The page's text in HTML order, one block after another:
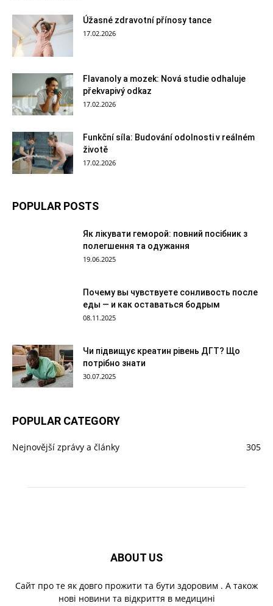
Úžasné zdravotní přínosy tance
17.02.2026
Flavanoly a mozek: Nová studie odhaluje
překvapivý odkaz
17.02.2026
Funkční síla: Budování odolnosti v reálném
životě
17.02.2026
POPULAR POSTS
Як лікувати геморой: повний посібник з
полегшення та одужання
19.06.2025
Почему вы чувствуете сонливость после
еды — и как оставаться бодрым
08.11.2025
Чи підвищує креатин рівень ДГТ? Що
потрібно знати
30.07.2025
POPULAR CATEGORY
Nejnovější zprávy a články 305
ABOUT US
Cайт про те як довго прожити та бути здоровим . А також
нові новини та відкриття в медицині